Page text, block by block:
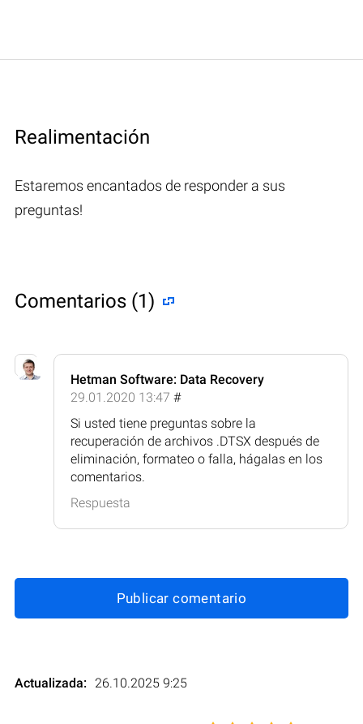
Realimentación
Estaremos encantados de responder a sus
preguntas!
Comentarios (1)
Hetman Software: Data Recovery
29.01.2020 13:47 #
Si usted tiene preguntas sobre la
recuperación de archivos .DTSX después de
eliminación, formateo o falla, hágalas en los
comentarios.
Respuesta
Publicar comentario
Actualizada: 26.10.2025 9:25